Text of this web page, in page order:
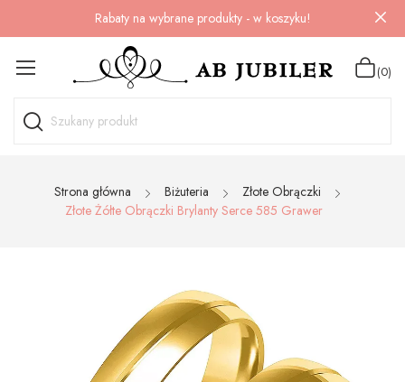
Rabaty na wybrane produkty - w koszyku!
(0)
Strona główna Biżuteria
Złote Obrączki
Złote Żółte Obrączki Brylanty Serce 585 Grawer